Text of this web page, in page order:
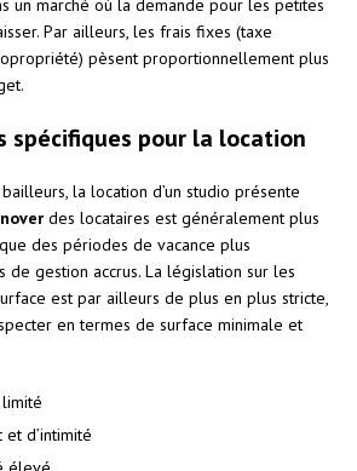
Par ailleurs, les frais fixes (taxe
pèsent proportionnellement plus
spécifiques pour la location
la location d’un studio présente
des locataires est généralement plus
des périodes de vacance plus
gestion accrus. La législation sur les
est par ailleurs de plus en plus stricte,
en termes de surface minimale et
d’intimité